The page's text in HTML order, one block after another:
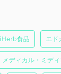
iHerb食品 エド
メディカル・ミデ